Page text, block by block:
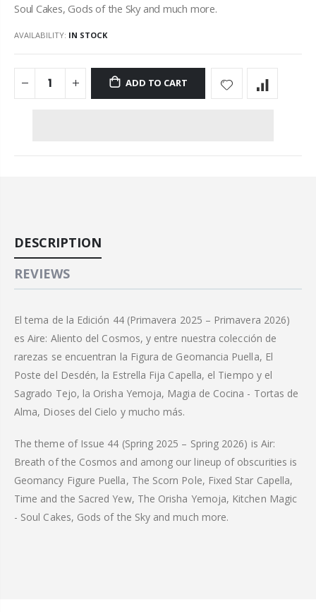
Soul Cakes, Gods of the Sky and much more.
AVAILABILITY: IN STOCK
ADD TO CART
DESCRIPTION
REVIEWS
El tema de la Edición 44 (Primavera 2025 – Primavera 2026)
es Aire: Aliento del Cosmos, y entre nuestra colección de
rarezas se encuentran la Figura de Geomancia Puella, El
Poste del Desdén, la Estrella Fija Capella, el Tiempo y el
Sagrado Tejo, la Orisha Yemoja, Magia de Cocina - Tortas de
Alma, Dioses del Cielo y mucho más.
The theme of Issue 44 (Spring 2025 – Spring 2026) is Air:
Breath of the Cosmos and among our lineup of obscurities is
Geomancy Figure Puella, The Scorn Pole, Fixed Star Capella,
Time and the Sacred Yew, The Orisha Yemoja, Kitchen Magic
- Soul Cakes, Gods of the Sky and much more.